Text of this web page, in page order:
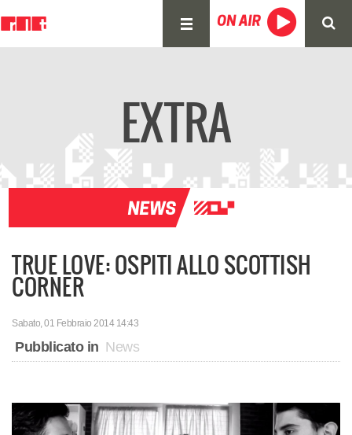
EXTRA
TRUE LOVE: OSPITI ALLO SCOTTISH
CORNER
Sabato, 01 Febbraio 2014 14:43
Pubblicato in News